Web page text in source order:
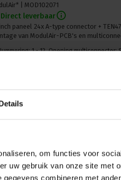
om functies voor
uw gebruik van onze site met
combineren met
| MOD102071
Direct leverbaar
paneel 24x A-type connector +
van ModulAir-PCB's en
1 - 12, Opening multiconnector:
| MOD102077 | 19-
out Break-in MOD102022
MOD102077